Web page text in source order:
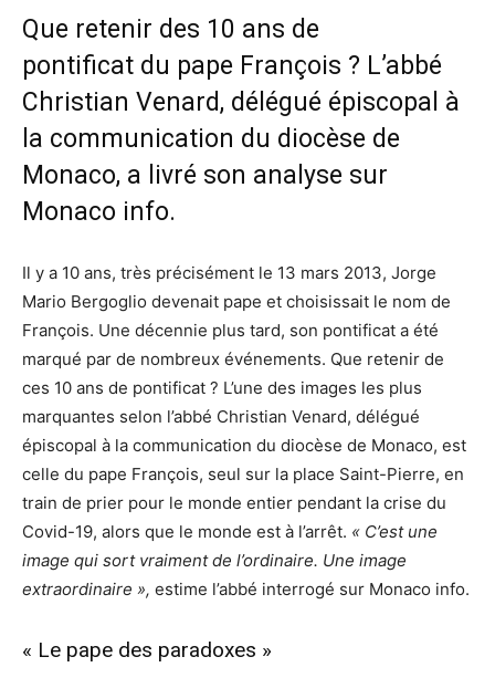
Que retenir des 10 ans de
pontificat du pape François ? L’abbé
Christian Venard, délégué épiscopal à
la communication du diocèse de
Monaco, a livré son analyse sur
Monaco info.
Il y a 10 ans, très précisément le 13 mars 2013, Jorge
Mario Bergoglio devenait pape et choisissait le nom de
François. Une décennie plus tard, son pontificat a été
marqué par de nombreux événements. Que retenir de
ces 10 ans de pontificat ? L’une des images les plus
marquantes selon l’abbé Christian Venard, délégué
épiscopal à la communication du diocèse de Monaco, est
celle du pape François, seul sur la place Saint-Pierre, en
train de prier pour le monde entier pendant la crise du
Covid-19, alors que le monde est à l’arrêt. « C’est une
image qui sort vraiment de l’ordinaire. Une image
extraordinaire », estime l’abbé interrogé sur Monaco info.
« Le pape des paradoxes »